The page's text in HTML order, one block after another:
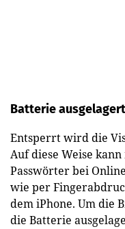
Batterie ausgelagert
Entsperrt wird die
Auf diese Weise
Passwörter bei
wie per
dem iPhone. Um die
die Batterie